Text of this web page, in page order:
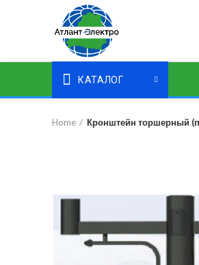
КАТАЛОГ
Home Кронштейн торшерный